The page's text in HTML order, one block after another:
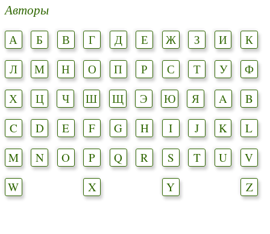
Авторы
А Б В Г Д Е Ж З И
К
Л
М Н О П Р С Т У
Ф
Х
Ц Ч Ш Щ Э Ю Я A
B
C
D E F G H I J K
L
M
N O P Q R S T U
V
W
X Y Z